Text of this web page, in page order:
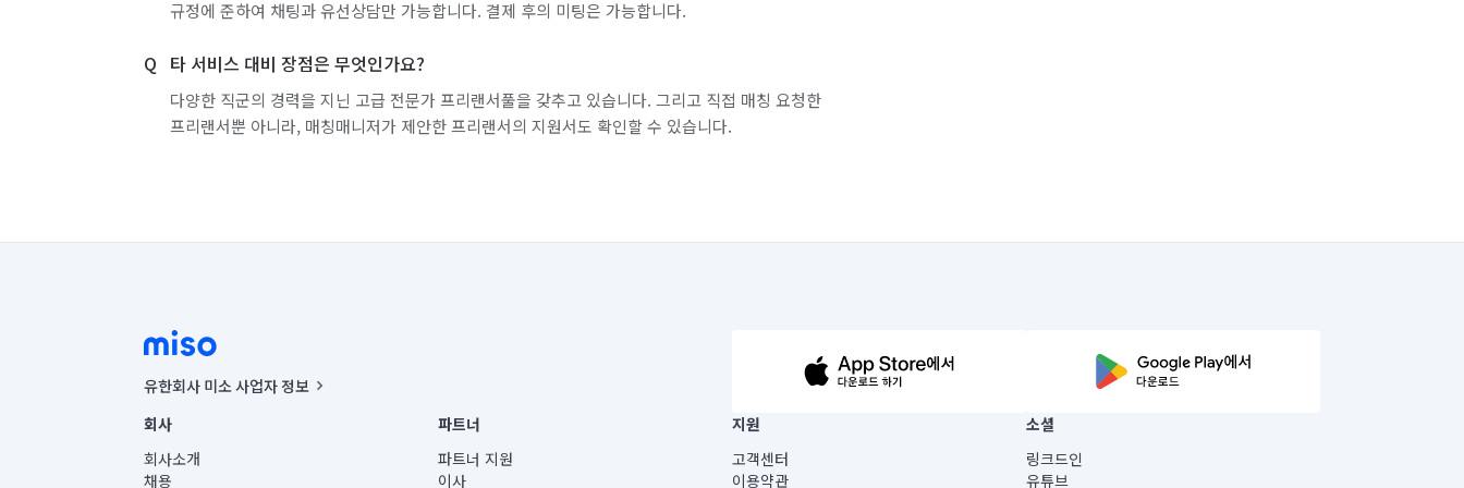
규정에 준하여 채팅과 유선상담만 가능합니다. 결제 후의 미팅은 가능합니다.
타 서비스 대비 장점은 무엇인가요?
다양한 직군의 경력을 지닌 고급 전문가 프리랜서풀을 갖추고 있습니다. 그리고 직접 매칭 요청한
프리랜서뿐 아니라, 매칭매니저가 제안한 프리랜서의 지원서도 확인할 수 있습니다.
유한회사 미소 사업자 정보
사업자등록번호 : 291-87-00271 | 인허가번호 : 2016-3220163-14-5-00019 |
통신판매신고번호 : 2024-서울종로-1400(공정거래위원회 정보) |
대표이사 : CHING VICTOR COLUMBIA RHEE
주소 | 본사: 서울특별시 종로구 율곡로 6(중학동, 트윈트리빌딩) B동 5층
회사
회사소개
채용
파트너
파트너 지원
이사
지원
고객센터
이용약관
소셜
링크드인
유튜브